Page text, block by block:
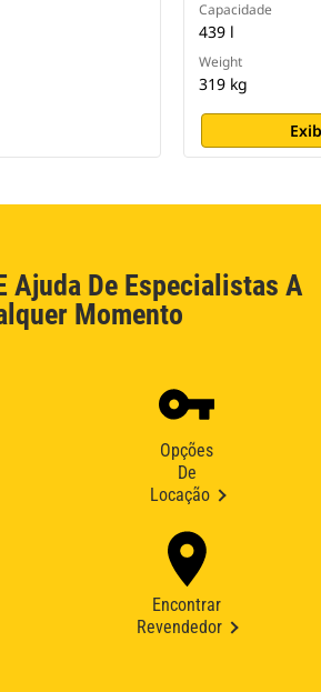
Capacidade
439 l
Weight
319 kg
Ajuda De Especialistas A
Momento
Opções
De
Locação
Encontrar
Revendedor